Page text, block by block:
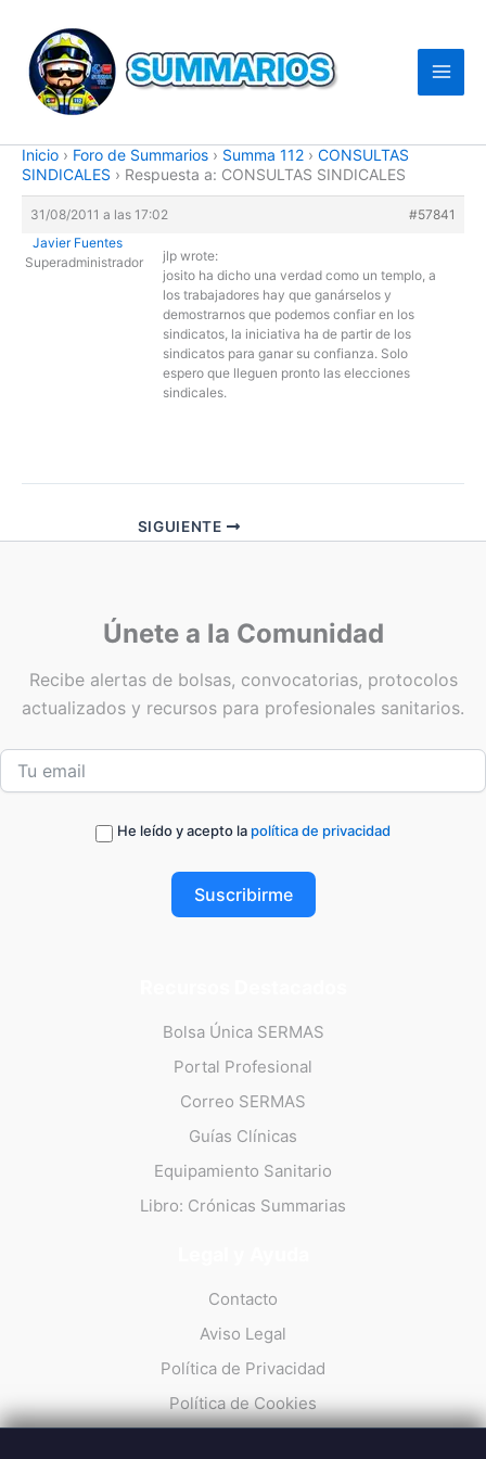
contenido
Inicio › Foro de Summarios › Summa 112 › CONSULTAS
SINDICALES › Respuesta a: CONSULTAS SINDICALES
31/08/2011 a las 17:02
#57841
Javier Fuentes
Superadministrador
jlp wrote:
josito ha dicho una verdad como un templo, a
los trabajadores hay que ganárselos y
demostrarnos que podemos confiar en los
sindicatos, la iniciativa ha de partir de los
sindicatos para ganar su confianza. Solo
espero que lleguen pronto las elecciones
sindicales.
SIGUIENTE
Únete a la Comunidad
Recibe alertas de bolsas, convocatorias, protocolos
actualizados y recursos para profesionales sanitarios.
He leído y acepto la política de privacidad
Suscribirme
Bolsa Única SERMAS
Portal Profesional
Correo SERMAS
Guías Clínicas
Equipamiento Sanitario
Libro: Crónicas Summarias
Contacto
Aviso Legal
Política de Privacidad
Política de Cookies